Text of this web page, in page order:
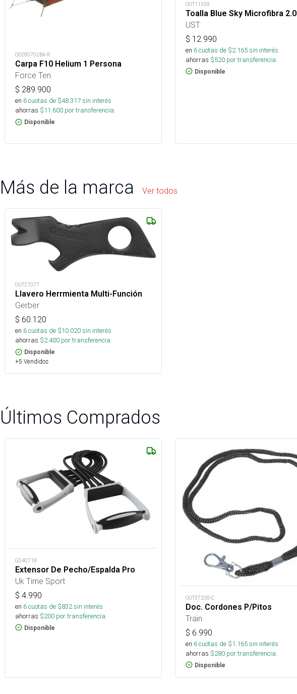
OD280702BA-R
Carpa F10 Helium 1 Persona
Force Ten
$ 289.900
en 6cuotas de $48.317sin interés
ahorras $11.600 por transferencia.
Disponible
OUT11339
Toalla Blue Sky Microfibra 2.0
UST
$ 12.990
en 6cuotas de $2.165sin interés
ahorras $520 por transferencia.
Disponible
Más de la marca Ver todos
OUT27077
Llavero Herrmienta Multi-Función
Gerber
$ 60.120
en 6cuotas de $10.020sin interés
ahorras $2.400 por transferencia.
Disponible
+5 Vendidos
Últimos Comprados
G040718
Extensor De Pecho/Espalda Pro
Uk Time Sport
$ 4.990
en 6cuotas de $832sin interés
ahorras $200 por transferencia.
Disponible
OUT37208-C
Doc. Cordones P/Pitos
Train
$ 6.990
en 6cuotas de $1.165sin interés
ahorras $280 por transferencia.
Disponible